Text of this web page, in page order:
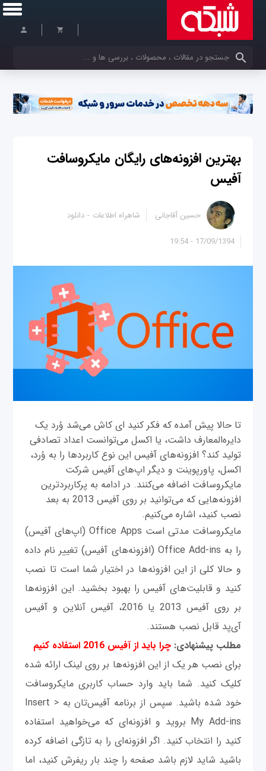
کلمات کلیدی خود را وارد کنید
بهترین افزونه‌های رایگان مایکروسافت
آفیس
17/09/1394 - 19:54
حسین آقاجانی شاهراه اطلاعات دانلود
تا حالا پیش آمده که فکر کنید ای کاش می‌شد وُرد یک
دایره‌المعارف داشت، یا اکسل می‌توانست اعداد تصادفی
تولید کند؟ افزونه‌های آفیس این نوع کاربردها را به وُرد،
اکسل، پاور‌پوینت و دیگر اپ‌های آفیس شرکت
مایکروسافت اضافه می‌کنند. در ادامه به پرکاربردترین
افزونه‌هایی که می‌توانید بر روی آفیس 2013 به بعد
نصب کنید، اشاره می‌کنیم.
مایکروسافت مدتی است Office Apps (اپ‌های آفیس)
را به Office Add-ins (افزونه‌های آفیس) تغییر نام داده
و حالا کلی از این افزونه‌ها در اختیار شما است تا نصب
کنید و قابلیت‌های آفیس را بهبود بخشید. این افزونه‌ها
بر روی آفیس 2013 یا 2016، آفیس آنلاین و آفیس
آی‌پد قابل نصب هستند.
مطلب پیشنهادی:چرا باید از آفیس 2016 استفاده کنیم
برای نصب هر یک از این افزونه‌ها بر روی لینک ارائه شده
کلیک کنید. شما باید وارد حساب کاربری مایکروسافت
خود شده باشید. سپس از برنامه آفیس‌تان به Insert >
My Add-ins بروید و افزونه‌ای که می‌خواهید استفاده
کنید را انتخاب کنید. اگر افزونه‌ای را به تازگی اضافه کرده
باشید شاید لازم باشد صفحه را چند بار ریفرش کنید، اما